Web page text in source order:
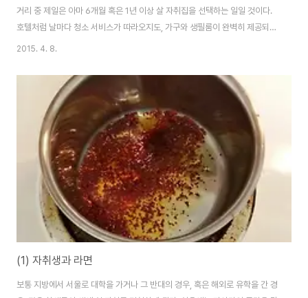
거리 중 제일은 아마 6개월 혹은 1년 이상 살 자취집을 선택하는 일일 것이다.
호텔처럼 날마다 청소 서비스가 따라오지도, 가구와 생필룸이 완벽히 제공되지
도 않는 자취방들이기에 짧지 않은 기간동안 거주할 곳을 선택하는 일은 어떤
론으로 넘어가보겠다. 좋은 자취집의 기준으로 필자는 크게 위치, 시설, 가격을
꼽는데 오늘은 그 중 위치와 시설에 관하여 간단하게 서술하고자 한다. 위치 선
정은 그 어떤 다른 항목들보다도 중요하고, 엄격한 판단을 필요로 한다. 첫 번째
이유로 학교와의 거리를 꼽을 수 있다. 대중 교통수단이 좋지 않은 미국에서의
경우, 많은 유학생..
2015. 4. 8.
(1) 자취생과 라면
보통 지방에서 서울로 대학을 가거나 그 반대의 경우, 혹은 해외로 유학을 간 경